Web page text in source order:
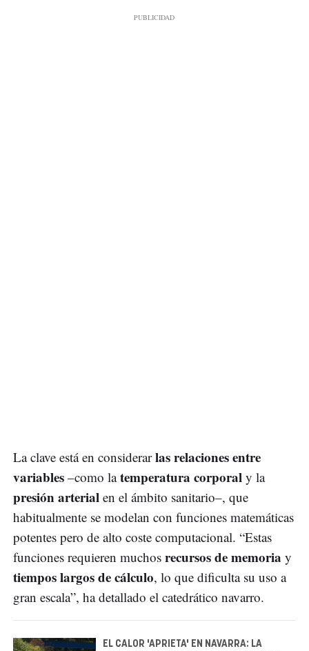
La clave está en considerarlas relaciones entre
variables –como latemperatura corporal y la
presión arterial en el ámbito sanitario–, que
habitualmente se modelan con funciones matemáticas
potentes pero de alto coste computacional. “Estas
funciones requieren muchos recursos de memoria y
tiempos largos de cálculo, lo que dificulta su uso a
gran escala”, ha detallado el catedrático navarro.
EL CALOR 'APRIETA' EN NAVARRA: LA